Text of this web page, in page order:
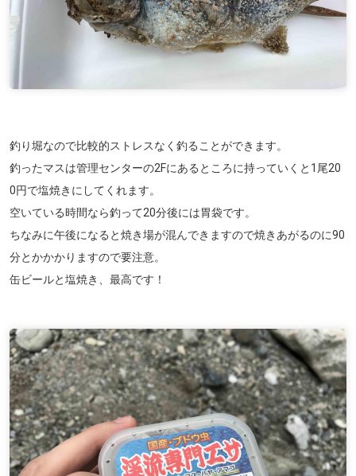
釣り堀なので比較的ストレスなく釣ることができます。
釣ったマスは管理センターの2Fにあるところに持っていくと1尾20
0円で塩焼きにしてくれます。
空いている時間なら釣って20分後には胃袋です。
ちなみに午後になると焼き場が混んできますので焼きあがるのに90
分とかかかりますので要注意。
缶ビールと塩焼き、最高です！